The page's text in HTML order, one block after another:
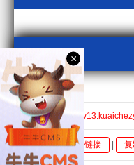
kcm3u8
全集$https://
全选 复制链接
×